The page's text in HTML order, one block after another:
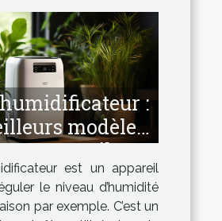
:
modèles
appareil.
est un appareil
le niveau d’humidité
par exemple. C’est un